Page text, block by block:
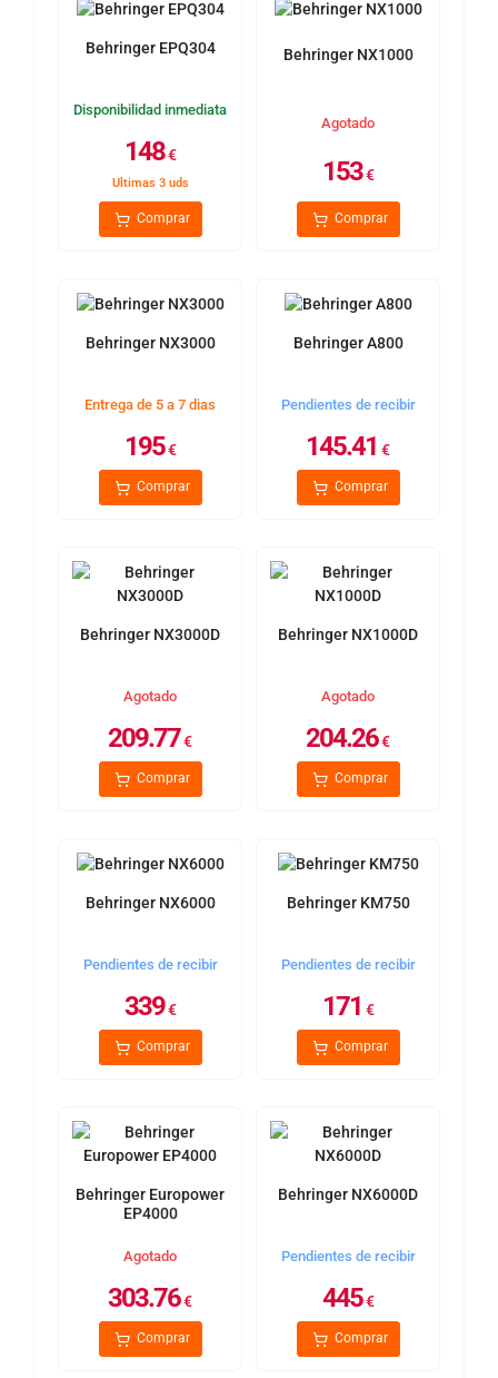
Behringer EPQ304
Disponibilidad inmediata
148€
Ultimas 3 uds
Comprar
Behringer NX1000
Agotado
153€
Comprar
Behringer NX3000
Entrega de 5 a 7 dias
195€
Comprar
Behringer A800
Pendientes de recibir
145.41 €
Comprar
Behringer NX3000D
Agotado
209.77€
Comprar
Behringer NX1000D
Agotado
204.26€
Comprar
Behringer NX6000
Pendientes de recibir
339€
Comprar
Behringer KM750
Pendientes de recibir
171 €
Comprar
Behringer Europower
EP4000
Agotado
303.76€
Comprar
Behringer NX6000D
Pendientes de recibir
445€
Comprar